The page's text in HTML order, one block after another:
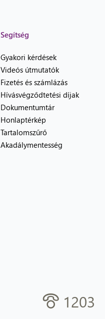
Segítség
Gyakori kérdések
Videós útmutatók
Fizetés és számlázás
Hívásvégződtetési díjak
Dokumentumtár
Honlaptérkép
Tartalomszűrő
Akadálymentesség
1203